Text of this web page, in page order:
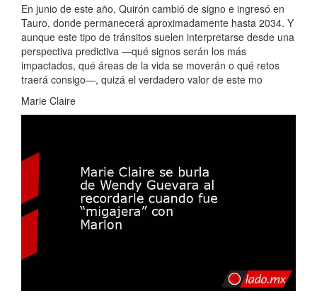
En junio de este año, Quirón cambió de signo e ingresó en
Tauro, donde permanecerá aproximadamente hasta 2034. Y
aunque este tipo de tránsitos suelen interpretarse desde una
perspectiva predictiva —qué signos serán los más
impactados, qué áreas de la vida se moverán o qué retos
traerá consigo—, quizá el verdadero valor de este mo
Marie Claire